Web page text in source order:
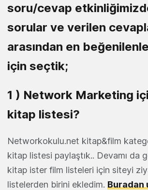
soru/cevap
sorular ve verilen
arasından en
için seçtik;
1 ) Network Marketing
kitap listesi?
Networkokulu.net kitap&film
kitap listesi paylaştık.. Devamı da
kitap ister film listeleri için siteyi
listelerden birini ekledim. Buradan